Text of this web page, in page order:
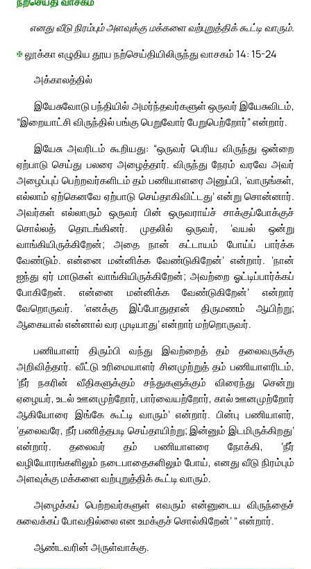
எனது வீடு நிரம்பும் அளவுக்கு மக்களை வற்புறுத்திக் கூட்டி வாரும்.
✠லூக்கா எழுதிய தூய நற்செய்தியிலிருந்து வாசகம் 14: 15-24
அக்காலத்தில்
இயேசுவோடு பந்தியில் அமர்ந்தவர்களுள் ஒருவர் இயேசுவிடம்,
“இறையாட்சி விருந்தில் பங்கு பெறுவோர் பேறுபெற்றோர்” என்றார்.
இயேசு அவரிடம் கூறியது: “ஒருவர் பெரிய விருந்து ஒன்றை
ஏற்பாடு செய்து பலரை அழைத்தார். விருந்து நேரம் வரவே அவர்
அழைப்புப் பெற்றவர்களிடம் தம் பணியாளரை அனுப்பி, ‘வாருங்கள்,
எல்லாம் ஏற்கெனவே ஏற்பாடு செய்தாகிவிட்டது’ என்று சொன்னார்.
அவர்கள் எல்லாரும் ஒருவர் பின் ஒருவராய்ச் சாக்குப்போக்குச்
சொல்லத் தொடங்கினர். முதலில் ஒருவர், ‘வயல் ஒன்று
வாங்கியிருக்கிறேன்; அதை நான் கட்டாயம் போய்ப் பார்க்க
வேண்டும். என்னை மன்னிக்க வேண்டுகிறேன்’ என்றார். ‘நான்
ஐந்து ஏர் மாடுகள் வாங்கியிருக்கிறேன்; அவற்றை ஓட்டிப்பார்க்கப்
போகிறேன். என்னை மன்னிக்க வேண்டுகிறேன்’ என்றார்
வேறொருவர். ‘எனக்கு இப்போதுதான் திருமணம் ஆயிற்று;
ஆகையால் என்னால் வர முடியாது’ என்றார் மற்றொருவர்.
பணியாளர் திரும்பி வந்து இவற்றைத் தம் தலைவருக்கு
அறிவித்தார். வீட்டு உரிமையாளர் சினமுற்றுத் தம் பணியாளரிடம்,
‘நீர் நகரின் வீதிகளுக்கும் சந்துகளுக்கும் விரைந்து சென்று
ஏழையர், உடல் ஊனமுற்றோர், பார்வையற்றோர், கால் ஊனமுற்றோர்
ஆகியோரை இங்கே கூட்டி வாரும்’ என்றார். பின்பு பணியாளர்,
‘தலைவரே, நீர் பணித்தபடி செய்தாயிற்று; இன்னும் இடமிருக்கிறது’
என்றார். தலைவர் தம் பணியாளரை நோக்கி, ‘நீர்
வழியோரங்களிலும் நடைபாதைகளிலும் போய், எனது வீடு நிரம்பும்
அளவுக்கு மக்களை வற்புறுத்திக் கூட்டி வாரும்.
அழைக்கப் பெற்றவர்களுள் எவரும் என்னுடைய விருந்தைச்
சுவைக்கப் போவதில்லை என உமக்குச் சொல்கிறேன்’ “ என்றார்.
ஆண்டவரின் அருள்வாக்கு.